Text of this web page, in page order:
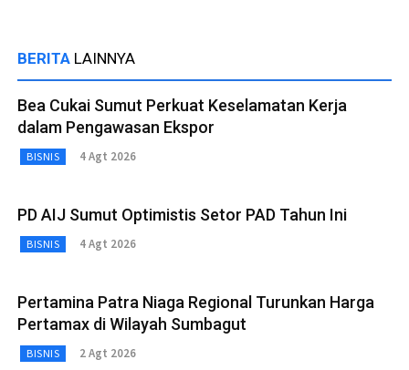
BERITA LAINNYA
Bea Cukai Sumut Perkuat Keselamatan Kerja
dalam Pengawasan Ekspor
BISNIS 4 Agt 2026
PD AIJ Sumut Optimistis Setor PAD Tahun Ini
BISNIS 4 Agt 2026
Pertamina Patra Niaga Regional Turunkan Harga
Pertamax di Wilayah Sumbagut
BISNIS 2 Agt 2026